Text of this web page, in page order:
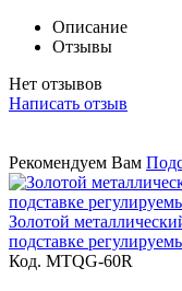
Описание
Отзывы
Нет отзывов
Написать отзыв
Рекомендуем Вам
Золотой
подставке
Код. MTQG-60R